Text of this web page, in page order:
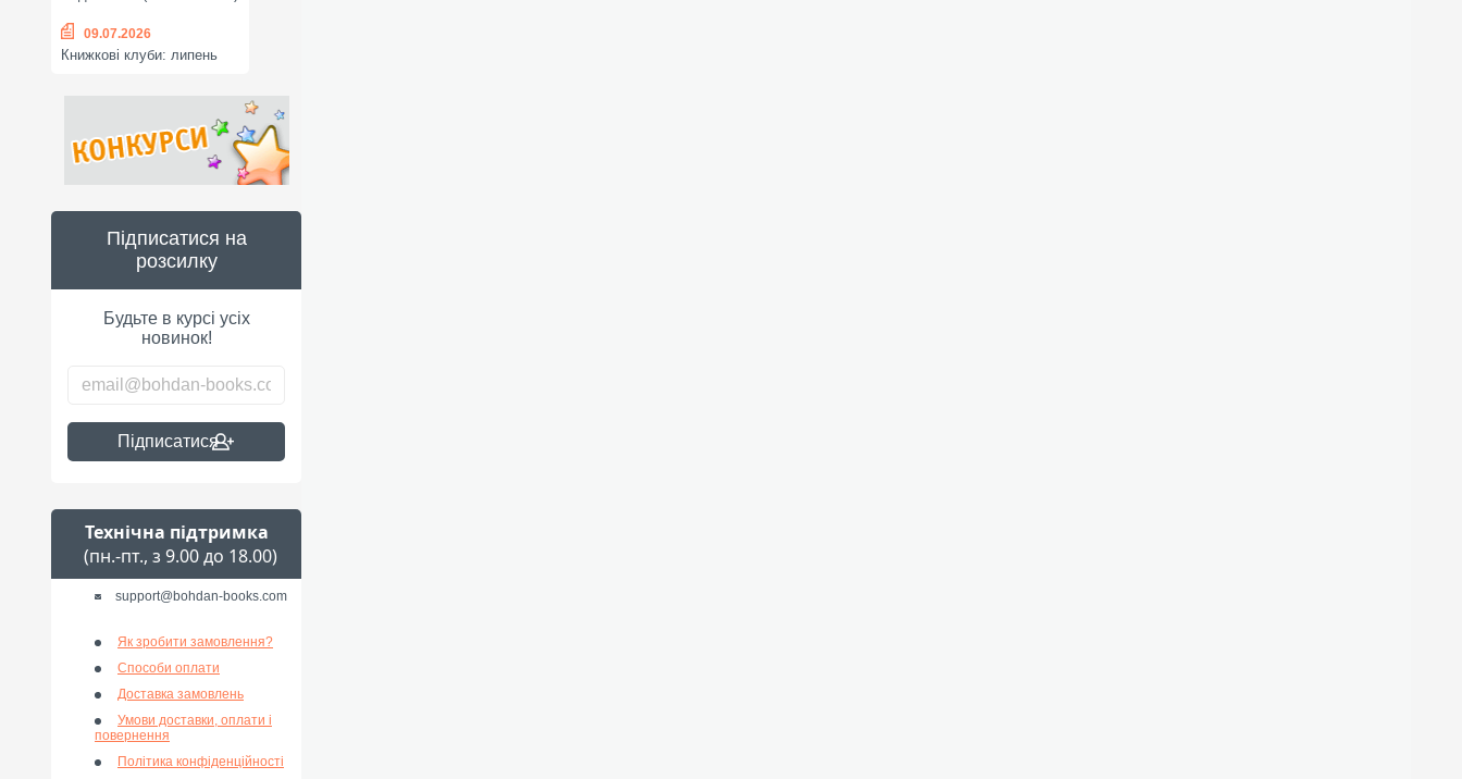
09.07.2026
Книжкові клуби: липень
Підписатися на
розсилку
Будьте в курсі усіх
новинок!
Підписатися
Технічна підтримка
(пн.-пт., з 9.00 до 18.00)
support@bohdan-books.com
Як зробити замовлення?
Способи оплати
Доставка замовлень
Умови доставки, оплати і
повернення
Політика конфіденційності